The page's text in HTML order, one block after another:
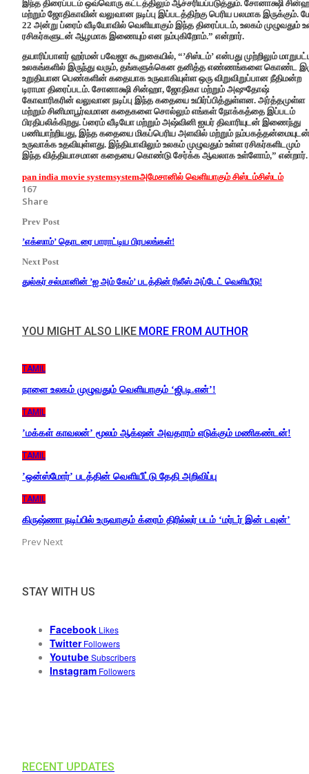
இந்த திரைப்படம் ஒவ்வொரு கட்டத்திலும் ஆச்சரியப்படுத்தும். சோனாக்ஷி
மற்றும் ஜோதிகாவின் வலுவான நடிப்பு இப்படத்திற்கு பெரிய பலமாக இருக்கும்.
22 அன்று ப்ரைம் வீடியோவில் வெளியாகும் இந்த திரைப்படம், உலகம் முழுவதும்
ரசிகர்களுடன் ஆழமாக இணையும் என நம்புகிறோம்.” என்றார்.
தயாரிப்பாளர் ஹர்மன் பவேஜா கூறுகையில், “’சிஸ்டம்’ என்பது முற்றிலும்
உலகங்களில் இருந்து வரும், தங்களுக்கென தனித்த எண்ணங்களை கொண்ட
உறுதியான பெண்களின் கதையாக உருவாகியுள்ள ஒரு விறுவிறுப்பான நீதிமன்ற
டிராமா திரைப்படம். சோனாக்ஷி சின்ஹா, ஜோதிகா மற்றும் அஷுதோஷ்
கோவாரிகரின் வலுவான நடிப்பு இந்த கதையை உயிர்ப்பித்துள்ளன. அர்த்தமுள்ள
மற்றும் சினிமாபூர்வமான கதைகளை சொல்லும் எங்கள் நோக்கத்தை இப்படம்
பிரதிபலிக்கிறது. ப்ரைம் வீடியோ மற்றும் அஷ்வினி ஐயர் திவாரியுடன் இணைந்து
பணியாற்றியது, இந்த கதையை மிகப்பெரிய அளவில் மற்றும் நம்பகத்தன்மையுடன்
உருவாக்க உதவியுள்ளது. இந்தியாவிலும் உலகம் முழுவதும் உள்ள ரசிகர்களிடமும்
இந்த வித்தியாசமான கதையை கொண்டு சேர்க்க ஆவலாக உள்ளோம்,” என்றார்.
pan india movie systemsystemஅமேசானில் வெளியாகும் சிஸ்டம்சிஸ்டம்
167
Share
Prev Post
’எக்ஸாம்’ தொடரை பாராட்டிய பிரபலங்கள்!
Next Post
துல்கர் சல்மானின் ’ஐ அம் கேம்’ படத்தின் ரிலீஸ் அப்டேட் வெளியீடு!
YOU MIGHT ALSO LIKE MORE FROM AUTHOR
TAMIL
நாளை உலகம் முழுவதும் வெளியாகும் ‘ஜி.டி.என்’!
TAMIL
’மக்கள் காவலன்’ மூலம் ஆக்‌ஷன் அவதாரம் எடுக்கும் மணிகண்டன்!
TAMIL
’ஒன்ஸ்மோர்’ படத்தின் வெளியீட்டு தேதி அறிவிப்பு
TAMIL
கிருஷ்ணா நடிப்பில் உருவாகும் க்ரைம் திரில்லர் படம் ‘மர்டர் இன் டவுன்’
Prev Next
STAY WITH US
Facebook Likes
Twitter Followers
YoutubeSubscribers
Instagram Followers
RECENT UPDATES